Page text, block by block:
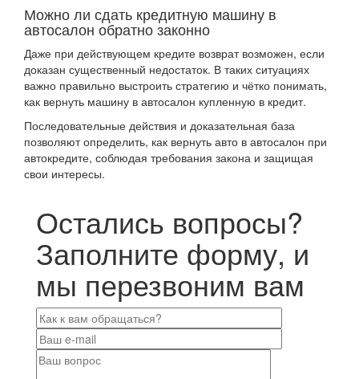
Можно ли сдать кредитную машину в
автосалон обратно законно
Даже при действующем кредите возврат возможен, если
доказан существенный недостаток. В таких ситуациях
важно правильно выстроить стратегию и чётко понимать,
как вернуть машину в автосалон купленную в кредит.
Последовательные действия и доказательная база
позволяют определить, как вернуть авто в автосалон при
автокредите, соблюдая требования закона и защищая
свои интересы.
Остались вопросы?
Заполните форму, и
мы перезвоним вам